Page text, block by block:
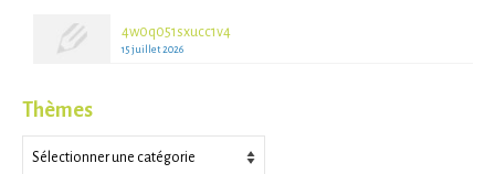
4w0q051sxucc1v4
15 juillet 2026
Thèmes
Thèmes